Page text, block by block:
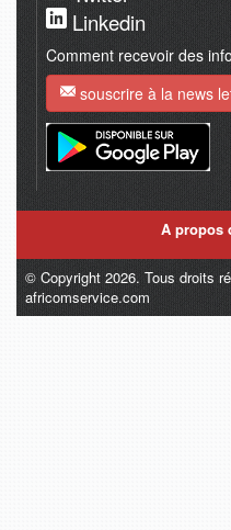
Linkedin
Comment recevoir des
souscrire à la news
A propos
© Copyright 2026. Tous droits
africomservice.com